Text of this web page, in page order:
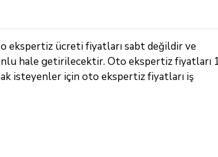
ekspertiz ücreti fiyatları sabt değildir ve
hale getirilecektir. Oto ekspertiz fiyatları
isteyenler için oto ekspertiz fiyatları iş